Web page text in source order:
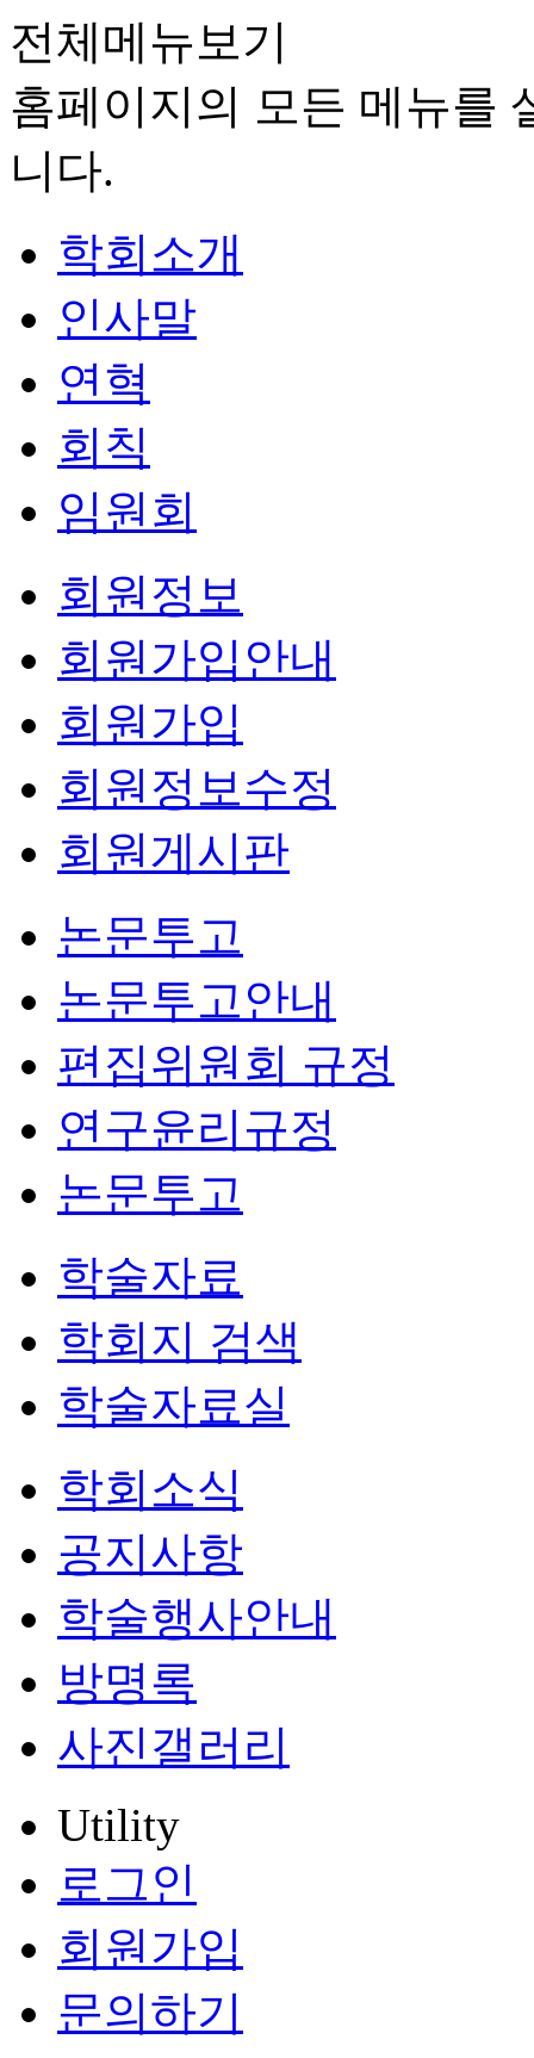
전체메뉴보기
홈페이지의 모든 메뉴를
니다.
학회소개
인사말
연혁
회칙
임원회
회원정보
회원가입안내
회원가입
회원정보수정
회원게시판
논문투고
논문투고안내
편집위원회 규정
연구윤리규정
논문투고
학술자료
학회지 검색
학술자료실
학회소식
공지사항
학술행사안내
방명록
사진갤러리
Utility
로그인
회원가입
문의하기